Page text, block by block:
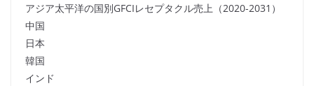
アジア太平洋の国別GFCIレセプタクル売上（2020-2031）
中国
日本
韓国
インド